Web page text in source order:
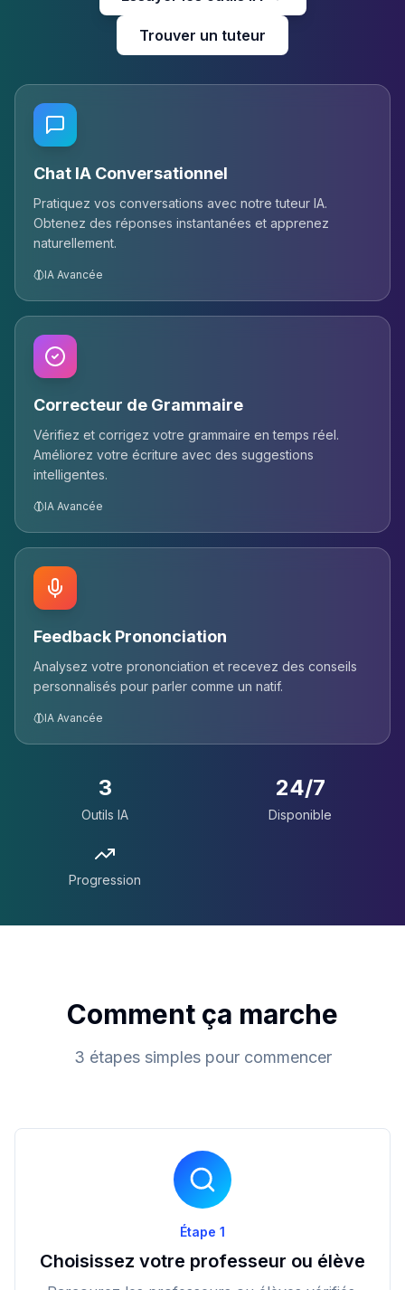
Trouver un tuteur
Chat IA Conversationnel
Pratiquez vos conversations avec notre tuteur IA.
Obtenez des réponses instantanées et apprenez
naturellement.
IA Avancée
Correcteur de Grammaire
Vérifiez et corrigez votre grammaire en temps réel.
Améliorez votre écriture avec des suggestions
intelligentes.
IA Avancée
Feedback Prononciation
Analysez votre prononciation et recevez des conseils
personnalisés pour parler comme un natif.
IA Avancée
3
Outils IA
24/7
Disponible
Progression
Comment ça marche
3 étapes simples pour commencer
Étape 1
Choisissez votre professeur ou élève